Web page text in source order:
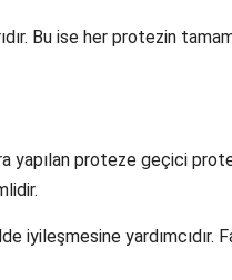
Bu ise her protezin
yapılan proteze geçici
iyileşmesine yardımcıdır.